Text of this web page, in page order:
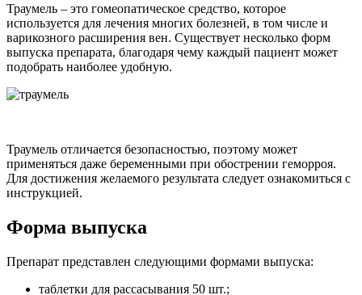
Траумель – это гомеопатическое средство, которое
используется для лечения многих болезней, в том числе и
варикозного расширения вен. Существует несколько форм
выпуска препарата, благодаря чему каждый пациент может
подобрать наиболее удобную.
Траумель отличается безопасностью, поэтому может
применяться даже беременными при обострении геморроя.
Для достижения желаемого результата следует ознакомиться с
инструкцией.
Форма выпуска
Препарат представлен следующими формами выпуска:
таблетки для рассасывания 50 шт.;